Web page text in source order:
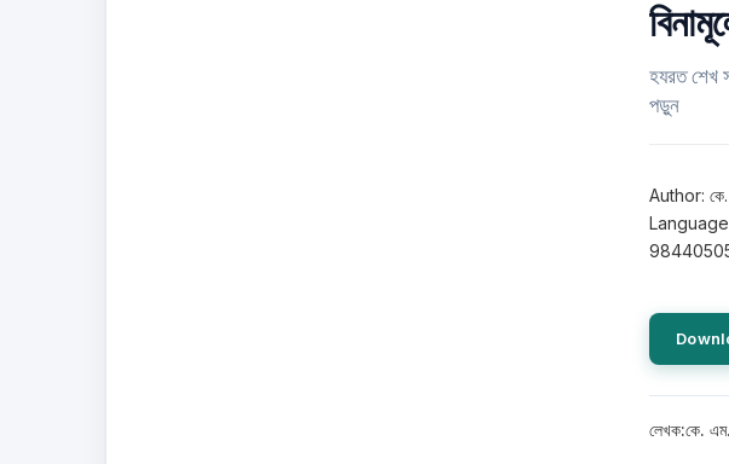
হযরত শেখ
পড়ুন
Author: কে.
লেখক:কে.